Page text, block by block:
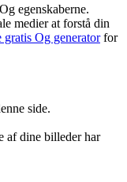
egenskaberne.
medier at forstå din
gratis Og generatorfor
side.
af dine billeder har